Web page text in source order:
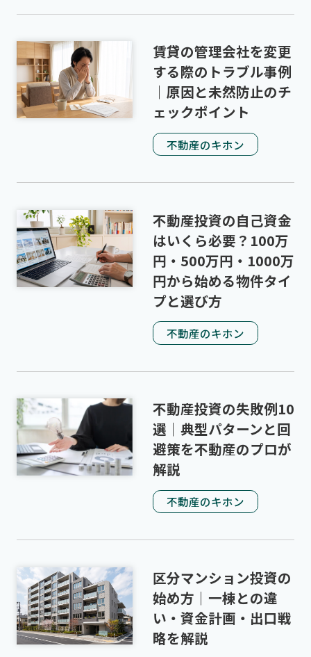
賃貸の管理会社を変更
する際のトラブル事例
｜原因と未然防止のチ
ェックポイント
不動産のキホン
不動産投資の自己資金
はいくら必要？100万
円・500万円・1000万
円から始める物件タイ
プと選び方
不動産のキホン
不動産投資の失敗例10
選｜典型パターンと回
避策を不動産のプロが
解説
不動産のキホン
区分マンション投資の
始め方｜一棟との違
い・資金計画・出口戦
略を解説